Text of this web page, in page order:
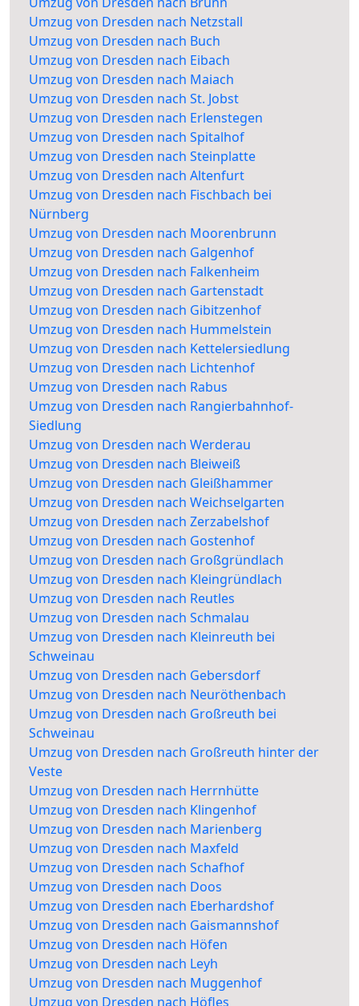
Umzug von Dresden nach Netzstall
Umzug von Dresden nach Buch
Umzug von Dresden nach Eibach
Umzug von Dresden nach Maiach
Umzug von Dresden nach St. Jobst
Umzug von Dresden nach Erlenstegen
Umzug von Dresden nach Spitalhof
Umzug von Dresden nach Steinplatte
Umzug von Dresden nach Altenfurt
Umzug von Dresden nach Fischbach bei
Nürnberg
Umzug von Dresden nach Moorenbrunn
Umzug von Dresden nach Galgenhof
Umzug von Dresden nach Falkenheim
Umzug von Dresden nach Gartenstadt
Umzug von Dresden nach Gibitzenhof
Umzug von Dresden nach Hummelstein
Umzug von Dresden nach Kettelersiedlung
Umzug von Dresden nach Lichtenhof
Umzug von Dresden nach Rabus
Umzug von Dresden nach Rangierbahnhof-
Siedlung
Umzug von Dresden nach Werderau
Umzug von Dresden nach Bleiweiß
Umzug von Dresden nach Gleißhammer
Umzug von Dresden nach Weichselgarten
Umzug von Dresden nach Zerzabelshof
Umzug von Dresden nach Gostenhof
Umzug von Dresden nach Großgründlach
Umzug von Dresden nach Kleingründlach
Umzug von Dresden nach Reutles
Umzug von Dresden nach Schmalau
Umzug von Dresden nach Kleinreuth bei
Schweinau
Umzug von Dresden nach Gebersdorf
Umzug von Dresden nach Neuröthenbach
Umzug von Dresden nach Großreuth bei
Schweinau
Umzug von Dresden nach Großreuth hinter der
Veste
Umzug von Dresden nach Herrnhütte
Umzug von Dresden nach Klingenhof
Umzug von Dresden nach Marienberg
Umzug von Dresden nach Maxfeld
Umzug von Dresden nach Schafhof
Umzug von Dresden nach Doos
Umzug von Dresden nach Eberhardshof
Umzug von Dresden nach Gaismannshof
Umzug von Dresden nach Höfen
Umzug von Dresden nach Leyh
Umzug von Dresden nach Muggenhof
Umzug von Dresden nach Höfles